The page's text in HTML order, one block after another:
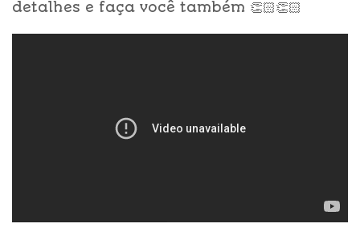
detalhes e faça você também 👏🏻👏🏻